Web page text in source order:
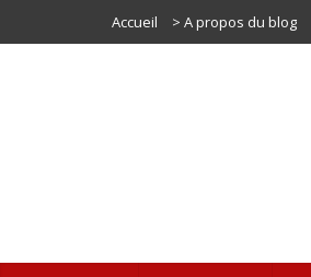
Accueil > A propos du blog